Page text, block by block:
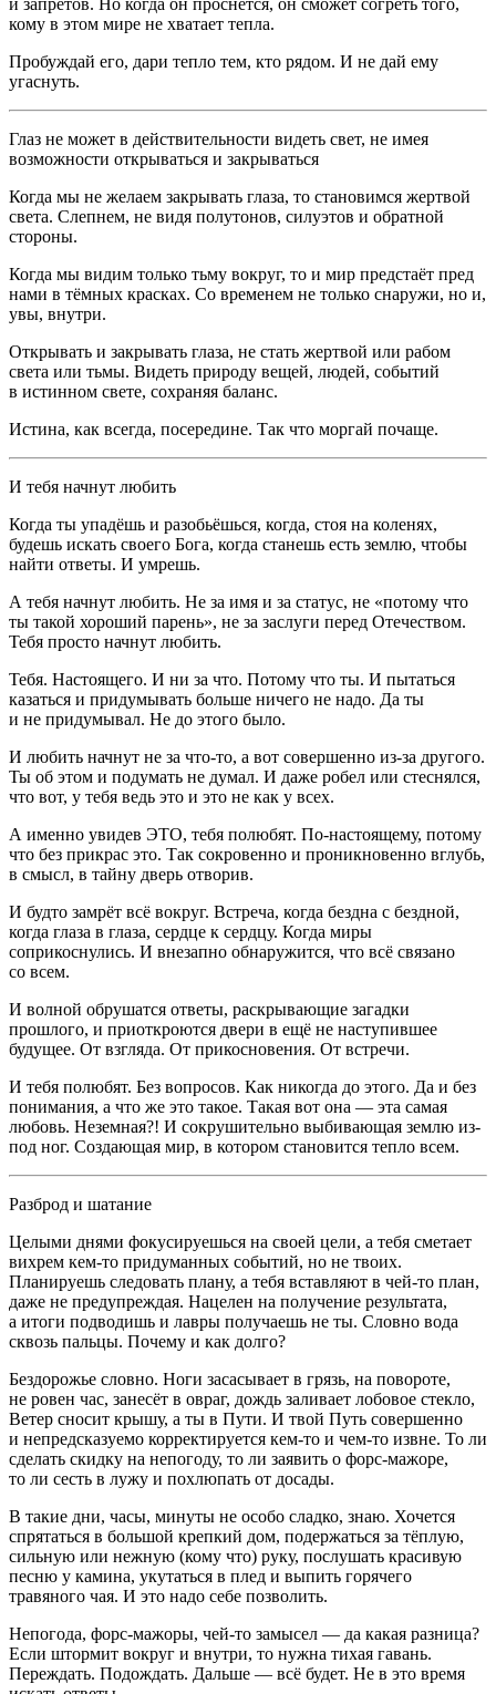
и запретов. Но когда он проснётся, он сможет согреть того,
кому в этом мире не хватает тепла.
Пробуждай его, дари тепло тем, кто рядом. И не дай ему
угаснуть.
Глаз не может в действительности видеть свет, не имея
возможности открываться и закрываться
Когда мы не желаем закрывать глаза, то становимся жертвой
света. Слепнем, не видя полутонов, силуэтов и обратной
стороны.
Когда мы видим только тьму вокруг, то и мир предстаёт пред
нами в тёмных красках. Со временем не только снаружи, но и,
увы, внутри.
Открывать и закрывать глаза, не стать жертвой или рабом
света или тьмы. Видеть природу вещей, людей, событий
в истинном свете, сохраняя баланс.
Истина, как всегда, посередине. Так что моргай почаще.
И тебя начнут любить
Когда ты упадёшь и разобьёшься, когда, стоя на коленях,
будешь искать своего Бога, когда станешь есть землю, чтобы
найти ответы. И умрешь.
А тебя начнут любить. Не за имя и за статус, не «потому что
ты такой хороший парень», не за заслуги перед Отечеством.
Тебя просто начнут любить.
Тебя. Настоящего. И ни за что. Потому что ты. И пытаться
казаться и придумывать больше ничего не надо. Да ты
и не придумывал. Не до этого было.
И любить начнут не за что-то, а вот совершенно из-за другого.
Ты об этом и подумать не думал. И даже робел или стеснялся,
что вот, у тебя ведь это и это не как у всех.
А именно увидев ЭТО, тебя полюбят. По-настоящему, потому
что без прикрас это. Так сокровенно и проникновенно вглубь,
в смысл, в тайну дверь отворив.
И будто замрёт всё вокруг. Встреча, когда бездна с бездной,
когда глаза в глаза, сердце к сердцу. Когда миры
соприкоснулись. И внезапно обнаружится, что всё связано
со всем.
И волной обрушатся ответы, раскрывающие загадки
прошлого, и приоткроются двери в ещё не наступившее
будущее. От взгляда. От прикосновения. От встречи.
И тебя полюбят. Без вопросов. Как никогда до этого. Да и без
понимания, а что же это такое. Такая вот она — эта самая
любовь. Неземная?! И сокрушительно выбивающая землю из-
под ног. Создающая мир, в котором становится тепло всем.
Разброд и шатание
Целыми днями фокусируешься на своей цели, а тебя сметает
вихрем кем-то придуманных событий, но не твоих.
Планируешь следовать плану, а тебя вставляют в чей-то план,
даже не предупреждая. Нацелен на получение результата,
а итоги подводишь и лавры получаешь не ты. Словно вода
сквозь пальцы. Почему и как долго?
Бездорожье словно. Ноги засасывает в грязь, на повороте,
не ровен час, занесёт в овраг, дождь заливает лобовое стекло,
Ветер сносит крышу, а ты в Пути. И твой Путь совершенно
и непредсказуемо корректируется кем-то и чем-то извне. То ли
сделать скидку на непогоду, то ли заявить о форс-мажоре,
то ли сесть в лужу и похлюпать от досады.
В такие дни, часы, минуты не особо сладко, знаю. Хочется
спрятаться в большой крепкий дом, подержаться за тёплую,
сильную или нежную (кому что) руку, послушать красивую
песню у камина, укутаться в плед и выпить горячего
травяного чая. И это надо себе позволить.
Непогода, форс-мажоры, чей-то замысел — да какая разница?
Если штормит вокруг и внутри, то нужна тихая гавань.
Переждать. Подождать. Дальше — всё будет. Не в это время